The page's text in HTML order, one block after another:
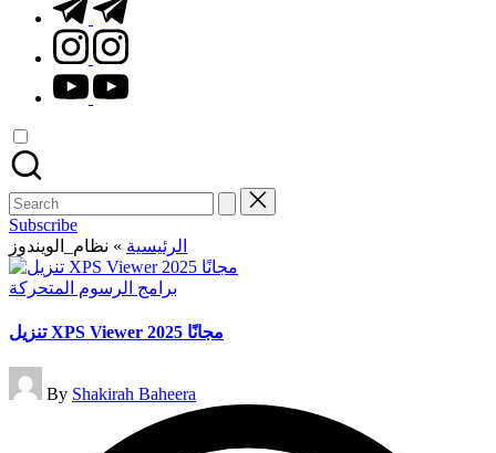
instagram.com
youtube.com
Search
for:
Subscribe
الرئيسية » نظام_الويندوز
Posted
برامج الرسوم المتحركة
تنزيل XPS Viewer مجانًا 2025
Posted
by
By Shakirah Baheera